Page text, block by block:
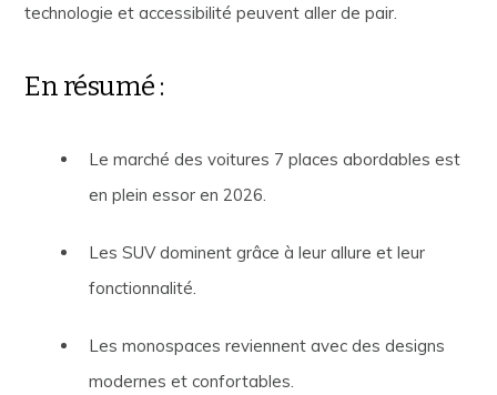
technologie et accessibilité peuvent aller de pair.
En résumé :
Le marché des voitures 7 places abordables est
en plein essor en 2026.
Les SUV dominent grâce à leur allure et leur
fonctionnalité.
Les monospaces reviennent avec des designs
modernes et confortables.